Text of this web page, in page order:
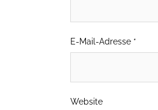
E-Mail-Adresse *
Website